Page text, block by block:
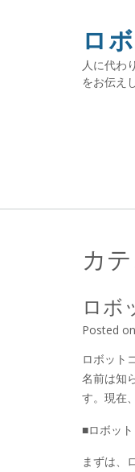
ロ
人に代わ
をお伝え
カ
ロボ
Posted on
ロボット
名前は知
す。現在
■ロボッ
まずは、